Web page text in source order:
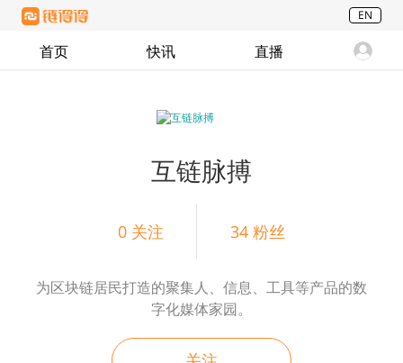
EN
首页 快讯 直播
互链脉搏
0关注 34 粉丝
为区块链居民打造的聚集人、信息、工具等产品的数
字化媒体家园。